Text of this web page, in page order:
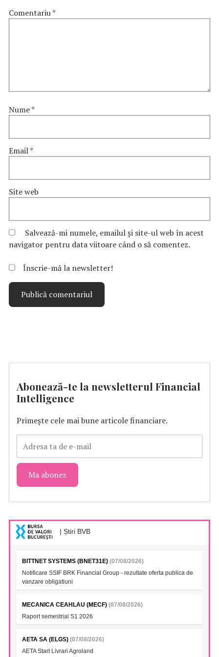
Comentariu*
Nume*
Email*
Site web
Salvează-mi numele, emailul și site-ul web în acest
navigator pentru data viitoare când o să comentez.
Înscrie-mă la newsletter!
Abonează-te la newsletterul Financial
Intelligence
Primește cele mai bune articole financiare.
| Știri BVB
BITTNET SYSTEMS (BNET31E) (07/08/2026)
Notificare SSIF BRK Financial Group - rezultate oferta publica de
vanzare obligatiuni
MECANICA CEAHLAU (MECF) (07/08/2026)
Raport semestrial S1 2026
AETA SA (ELGS) (07/08/2026)
AETA Start Livrari Agroland